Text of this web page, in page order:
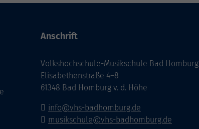
Anschrift
Volkshochschule-Musikschule Bad Homburg
Elisabethenstraße 4–8
61348 Bad Homburg v. d. Höhe
info@vhs-badhomburg.de
musikschule@vhs-badhomburg.de